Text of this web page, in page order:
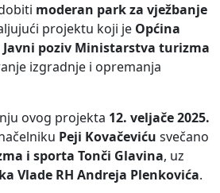
moderan park za vježbanje
projektu koji je Općina
Javni poziv Ministarstva turizma
izgradnje i opremanja
ovog projekta 12. veljače 2025.
Peji Kovačeviću svečano
i sporta Tonči Glavina, uz
Vlade RH Andreja Plenkovića.